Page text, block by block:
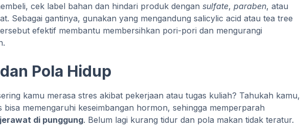
cek label bahan dan hindari produk dengan sulfate, paraben, atau
Sebagai gantinya, gunakan yang mengandung salicylic acid atau tea tree
efektif membantu membersihkan pori-pori dan mengurangi
Pola Hidup
kamu merasa stres akibat pekerjaan atau tugas kuliah? Tahukah kamu,
bisa memengaruhi keseimbangan hormon, sehingga memperparah
di punggung. Belum lagi kurang tidur dan pola makan tidak teratur.